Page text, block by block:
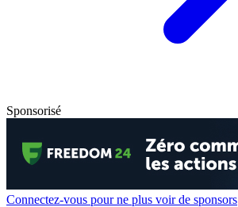
Sponsorisé
Connectez-vous pour ne plus voir de sponsors